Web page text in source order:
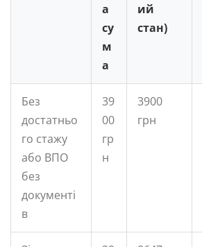
а
су
м
а
ий
стан)
Без
достатньо
го стажу
або ВПО
без
документі
в
39
00
гр
н
3900
грн